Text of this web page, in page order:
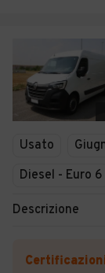
Usato
Diesel - Euro 6
Descrizione